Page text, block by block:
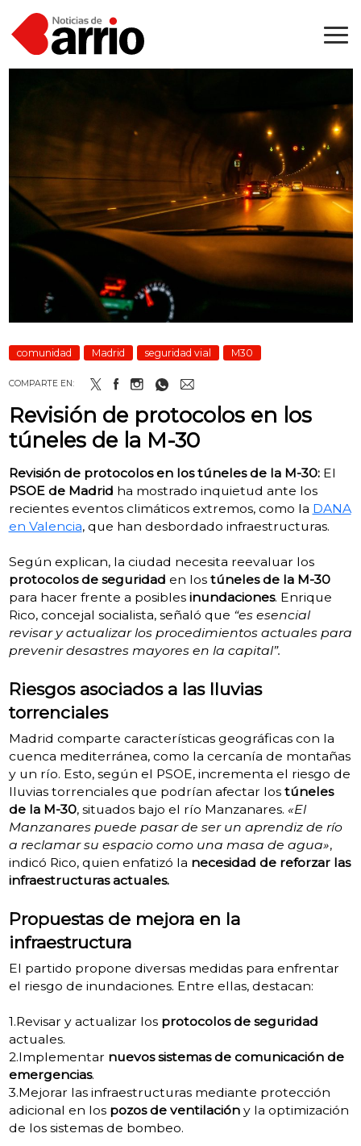
comunidad Madrid seguridad vial M30
COMPARTE EN:
Revisión de protocolos en los
túneles de la M-30
Revisión de protocolos en los túneles de la M-30: El
PSOE de Madrid ha mostrado inquietud ante los
recientes eventos climáticos extremos, como la DANA
en Valencia, que han desbordado infraestructuras.
Según explican, la ciudad necesita reevaluar los
protocolos de seguridad en los túneles de la M-30
para hacer frente a posibles inundaciones. Enrique
Rico, concejal socialista, señaló que “es esencial
revisar y actualizar los procedimientos actuales para
prevenir desastres mayores en la capital”.
Riesgos asociados a las lluvias
torrenciales
Madrid comparte características geográficas con la
cuenca mediterránea, como la cercanía de montañas
y un río. Esto, según el PSOE, incrementa el riesgo de
lluvias torrenciales que podrían afectar los túneles
de la M-30, situados bajo el río Manzanares. «El
Manzanares puede pasar de ser un aprendiz de río
a reclamar su espacio como una masa de agua»,
indicó Rico, quien enfatizó la necesidad de reforzar las
infraestructuras actuales.
Propuestas de mejora en la
infraestructura
El partido propone diversas medidas para enfrentar
el riesgo de inundaciones. Entre ellas, destacan:
1.Revisar y actualizar los protocolos de seguridad
actuales.
2.Implementar nuevos sistemas de comunicación de
emergencias.
3.Mejorar las infraestructuras mediante protección
adicional en los pozos de ventilacióny la optimización
de los sistemas de bombeo.